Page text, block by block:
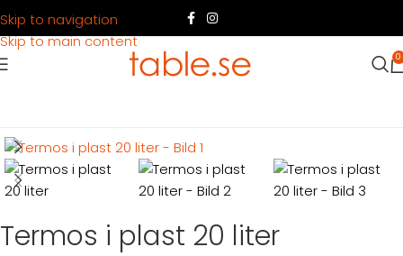
Skip to navigation
Skip to main content
0
Servering Servering kaffe
Termos i plast 20 liter